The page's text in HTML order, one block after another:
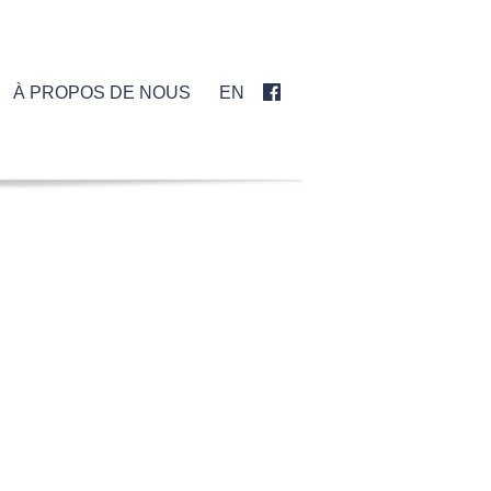
À PROPOS DE NOUS EN 